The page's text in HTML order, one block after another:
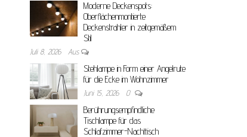
Moderne Deckenspots:
Oberflächenmontierte
Deckenstrahler in zeitgemäßem
Stil
Juli 8, 2026 Aus
Stehlampe in Form einer Angelrute
für die Ecke im Wohnzimmer
Juni 15, 2026 0
Berührungsempfindliche
Tischlampe für das
Schlafzimmer-Nachttisch